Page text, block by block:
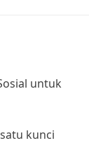
untuk
kunci